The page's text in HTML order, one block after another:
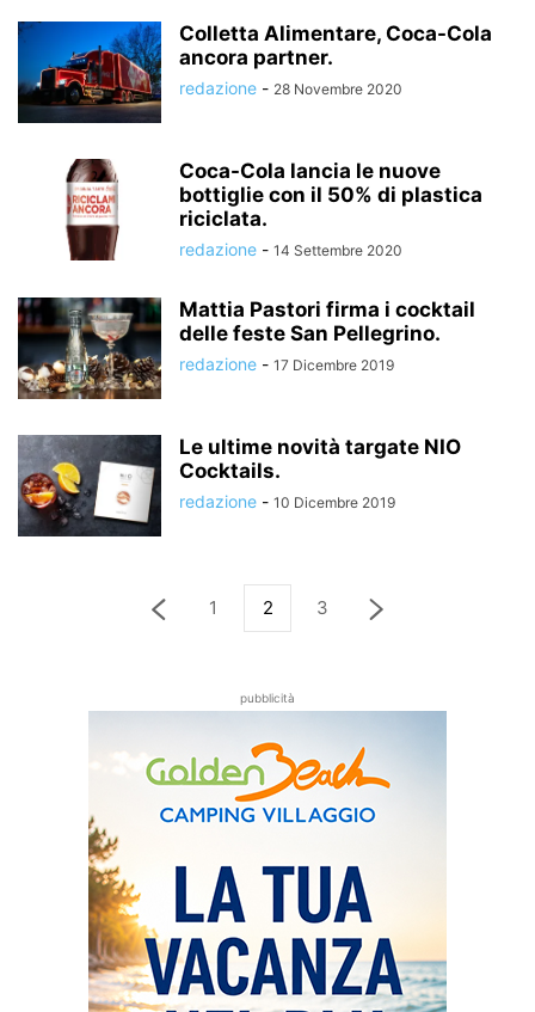
Colletta Alimentare, Coca-Cola
ancora partner.
redazione - 28 Novembre 2020
Coca-Cola lancia le nuove
bottiglie con il 50% di plastica
riciclata.
redazione - 14 Settembre 2020
Mattia Pastori firma i cocktail
delle feste San Pellegrino.
redazione - 17 Dicembre 2019
Le ultime novità targate NIO
Cocktails.
redazione - 10 Dicembre 2019
1 2 3
pubblicità